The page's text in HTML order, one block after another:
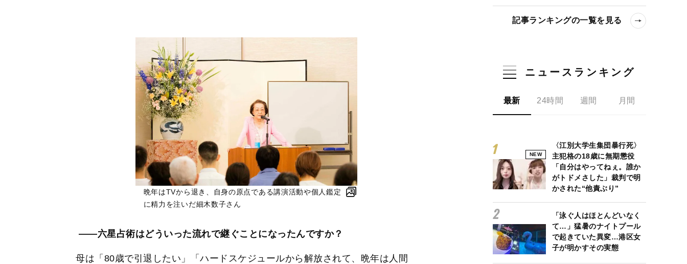
晩年はTVから退き、自身の原点である講演活動や個人鑑定
に精力を注いだ細木数子さん
――六星占術はどういった流れで継ぐことになったんですか？
母は「80歳で引退したい」「ハードスケジュールから解放されて、晩年は人間
記事ランキングの一覧を見る
ニュースランキング
最新 24時間 週間 月間
NEW
〈江別大学生集団暴行死〉
主犯格の18歳に無期懲役
「自分はやってねぇ。誰か
がトドメさした」裁判で明
かされた“他責ぶり”
「泳ぐ人はほとんどいなく
て…」猛暑のナイトプール
で起きていた異変…港区女
子が明かすその実態